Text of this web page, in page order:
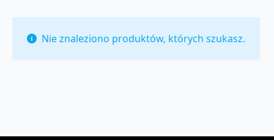
Nie znaleziono produktów, których szukasz.